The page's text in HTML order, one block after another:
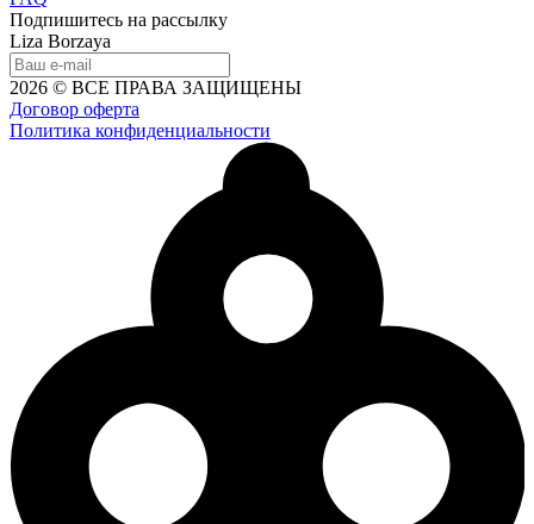
Подпишитесь на рассылку
Liza Borzaya
2026 © ВСЕ ПРАВА ЗАЩИЩЕНЫ
Договор оферта
Политика конфиденциальности